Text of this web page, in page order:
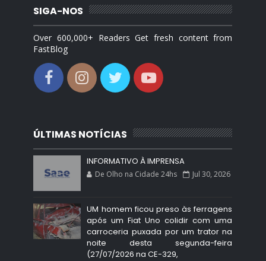
SIGA-NOS
Over 600,000+ Readers Get fresh content from
FastBlog
ÚLTIMAS NOTÍCIAS
INFORMATIVO À IMPRENSA
De Olho na Cidade 24hs Jul 30, 2026
UM homem ficou preso às ferragens
após um Fiat Uno colidir com uma
carroceria puxada por um trator na
noite desta segunda-feira
(27/07/2026 na CE-329,